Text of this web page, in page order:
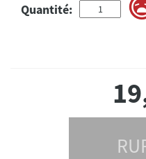
Quantité: